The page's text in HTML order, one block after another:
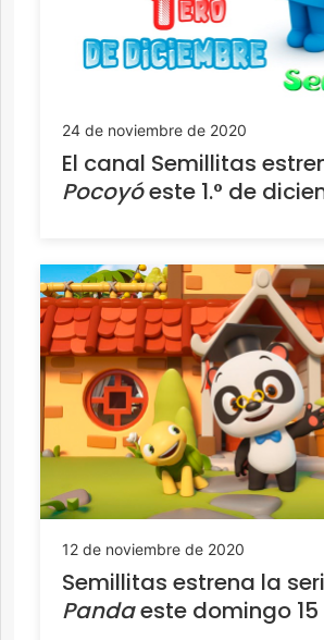
24 de noviembre de 2020
El canal Semillitas
Pocoyóeste 1.° de
12 de noviembre de 2020
Semillitas estrena la
Pandaeste domingo 15